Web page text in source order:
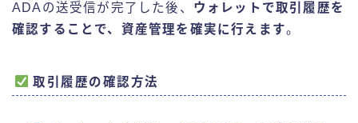
ADAの送受信が完了した後、 ウォレットで取引履歴を
確認することで、資産管理を確実に行えます。
取引履歴の確認方法